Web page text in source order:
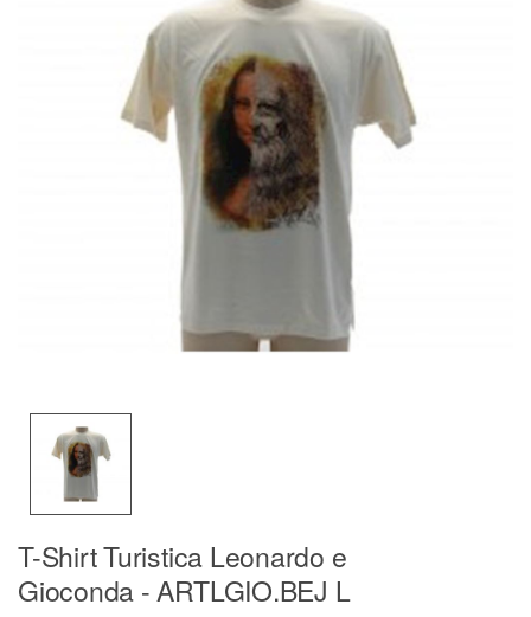
T-Shirt Turistica Leonardo e
Gioconda - ARTLGIO.BEJ L